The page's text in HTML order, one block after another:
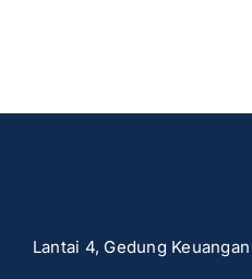
Lantai 4, Gedung